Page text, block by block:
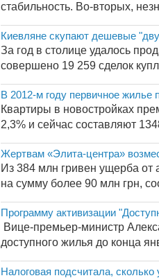
стабильность. Во-вторых,
Киевляне скупают дешевые
За год в столице удалось
совершено 19 259 сделок
В 2012-м году первичное жилье
Квартиры в новостройках
2,3% и сейчас составляют
Жертвам «Элита-центра»
Из 384 млн гривен ущерба
на сумму более 90 млн грн,
Программу активизации
Вице-премьер-министр
доступного жилья до конца
Налоговая подсчитала,